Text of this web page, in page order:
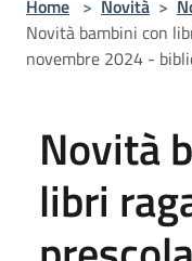
Home > Novità >
Novità bambini con
novembre 2024 -
Novità
libri